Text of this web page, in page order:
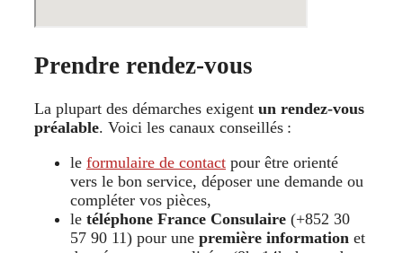
Prendre rendez-vous
La plupart des démarches exigent un rendez-vous
préalable. Voici les canaux conseillés :
le formulaire de contact pour être orienté
vers le bon service, déposer une demande ou
compléter vos pièces,
le téléphone France Consulaire (+852 30
57 90 11) pour une première information et